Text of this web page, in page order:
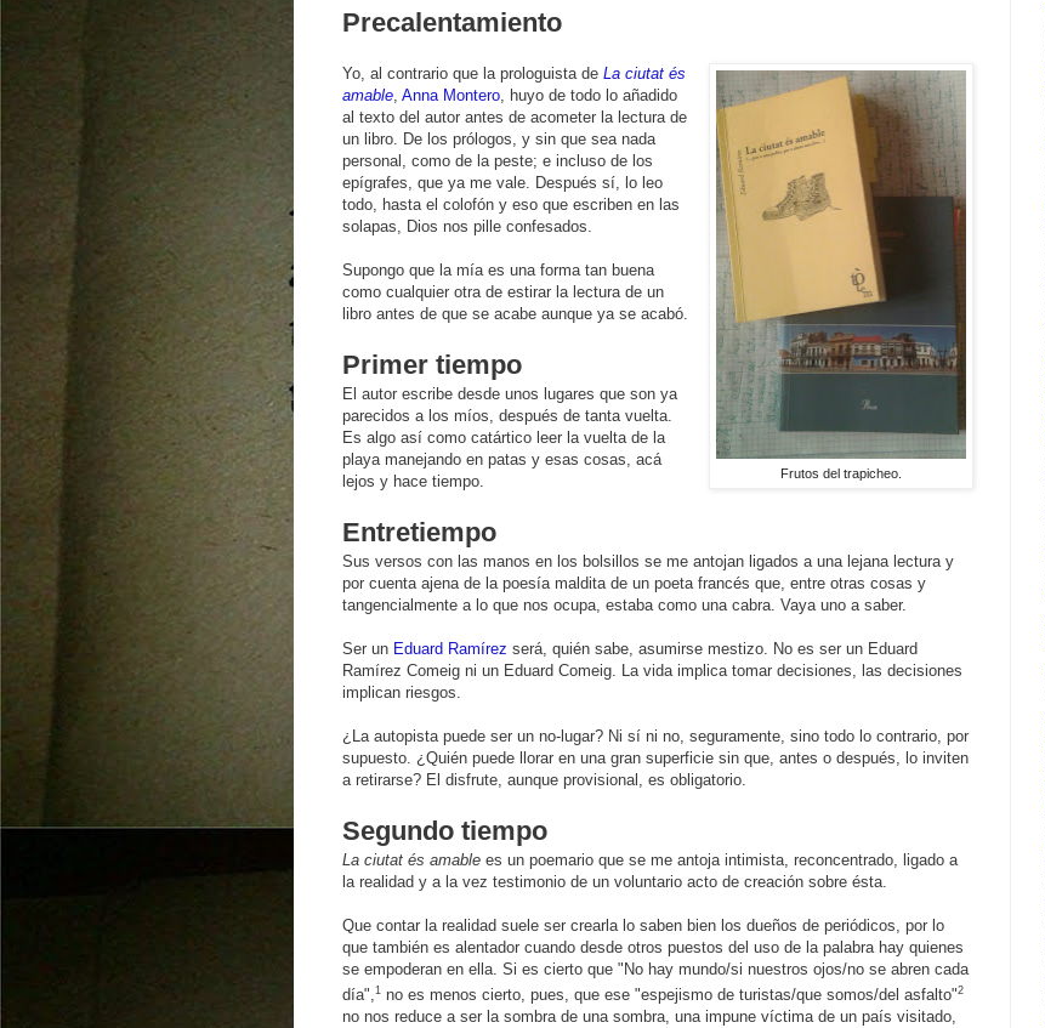
Precalentamiento
Frutos del trapicheo.
Yo, al contrario que la prologuista de La ciutat és
amable Anna Montero , huyo de todo lo añadido
al texto del autor antes de acometer la lectura de
un libro. De los prólogos, y sin que sea nada
personal, como de la peste; e incluso de los
epígrafes, que ya me vale. Después sí, lo leo
todo, hasta el colofón y eso que escriben en las
solapas, Dios nos pille confesados.
Supongo que la mía es una forma tan buena
como cualquier otra de estirar la lectura de un
libro antes de que se acabe aunque ya se acabó.
Primer tiempo
El autor escribe desde unos lugares que son ya
parecidos a los míos, después de tanta vuelta.
Es algo así como catártico leer la vuelta de la
playa manejando en patas y esas cosas, acá
lejos y hace tiempo.
Entretiempo
Sus versos con las manos en los bolsillos se me antojan ligados a una lejana lectura y
por cuenta ajena de la poesía maldita de un poeta francés que, entre otras cosas y
tangencialmente a lo que nos ocupa, estaba como una cabra. Vaya uno a saber.
Ser un Eduard Ramírez será, quién sabe, asumirse mestizo. No es ser un Eduard
Ramírez Comeig ni un Eduard Comeig. La vida implica tomar decisiones, las decisiones
implican riesgos.
¿La autopista puede ser un no-lugar? Ni sí ni no, seguramente, sino todo lo contrario, por
supuesto. ¿Quién puede llorar en una gran superficie sin que, antes o después, lo inviten
a retirarse? El disfrute, aunque provisional, es obligatorio.
Segundo tiempo
La ciutat és amable es un poemario que se me antoja intimista, reconcentrado, ligado a
la realidad y a la vez testimonio de un voluntario acto de creación sobre ésta.
Que contar la realidad suele ser crearla lo saben bien los dueños de periódicos, por lo
que también es alentador cuando desde otros puestos del uso de la palabra hay quienes
se empoderan en ella. Si es cierto que "No hay mundo/si nuestros ojos/no se abren cada
día", 1 no es menos cierto, pues, que ese "espejismo de turistas/que somos/del asfalto"2
no nos reduce a ser la sombra de una sombra, una impune víctima de un país visitado,